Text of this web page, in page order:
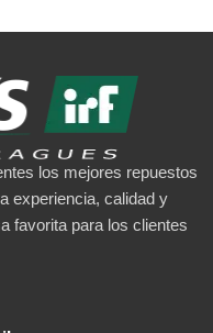
los mejores repuestos
experiencia, calidad y
favorita para los clientes